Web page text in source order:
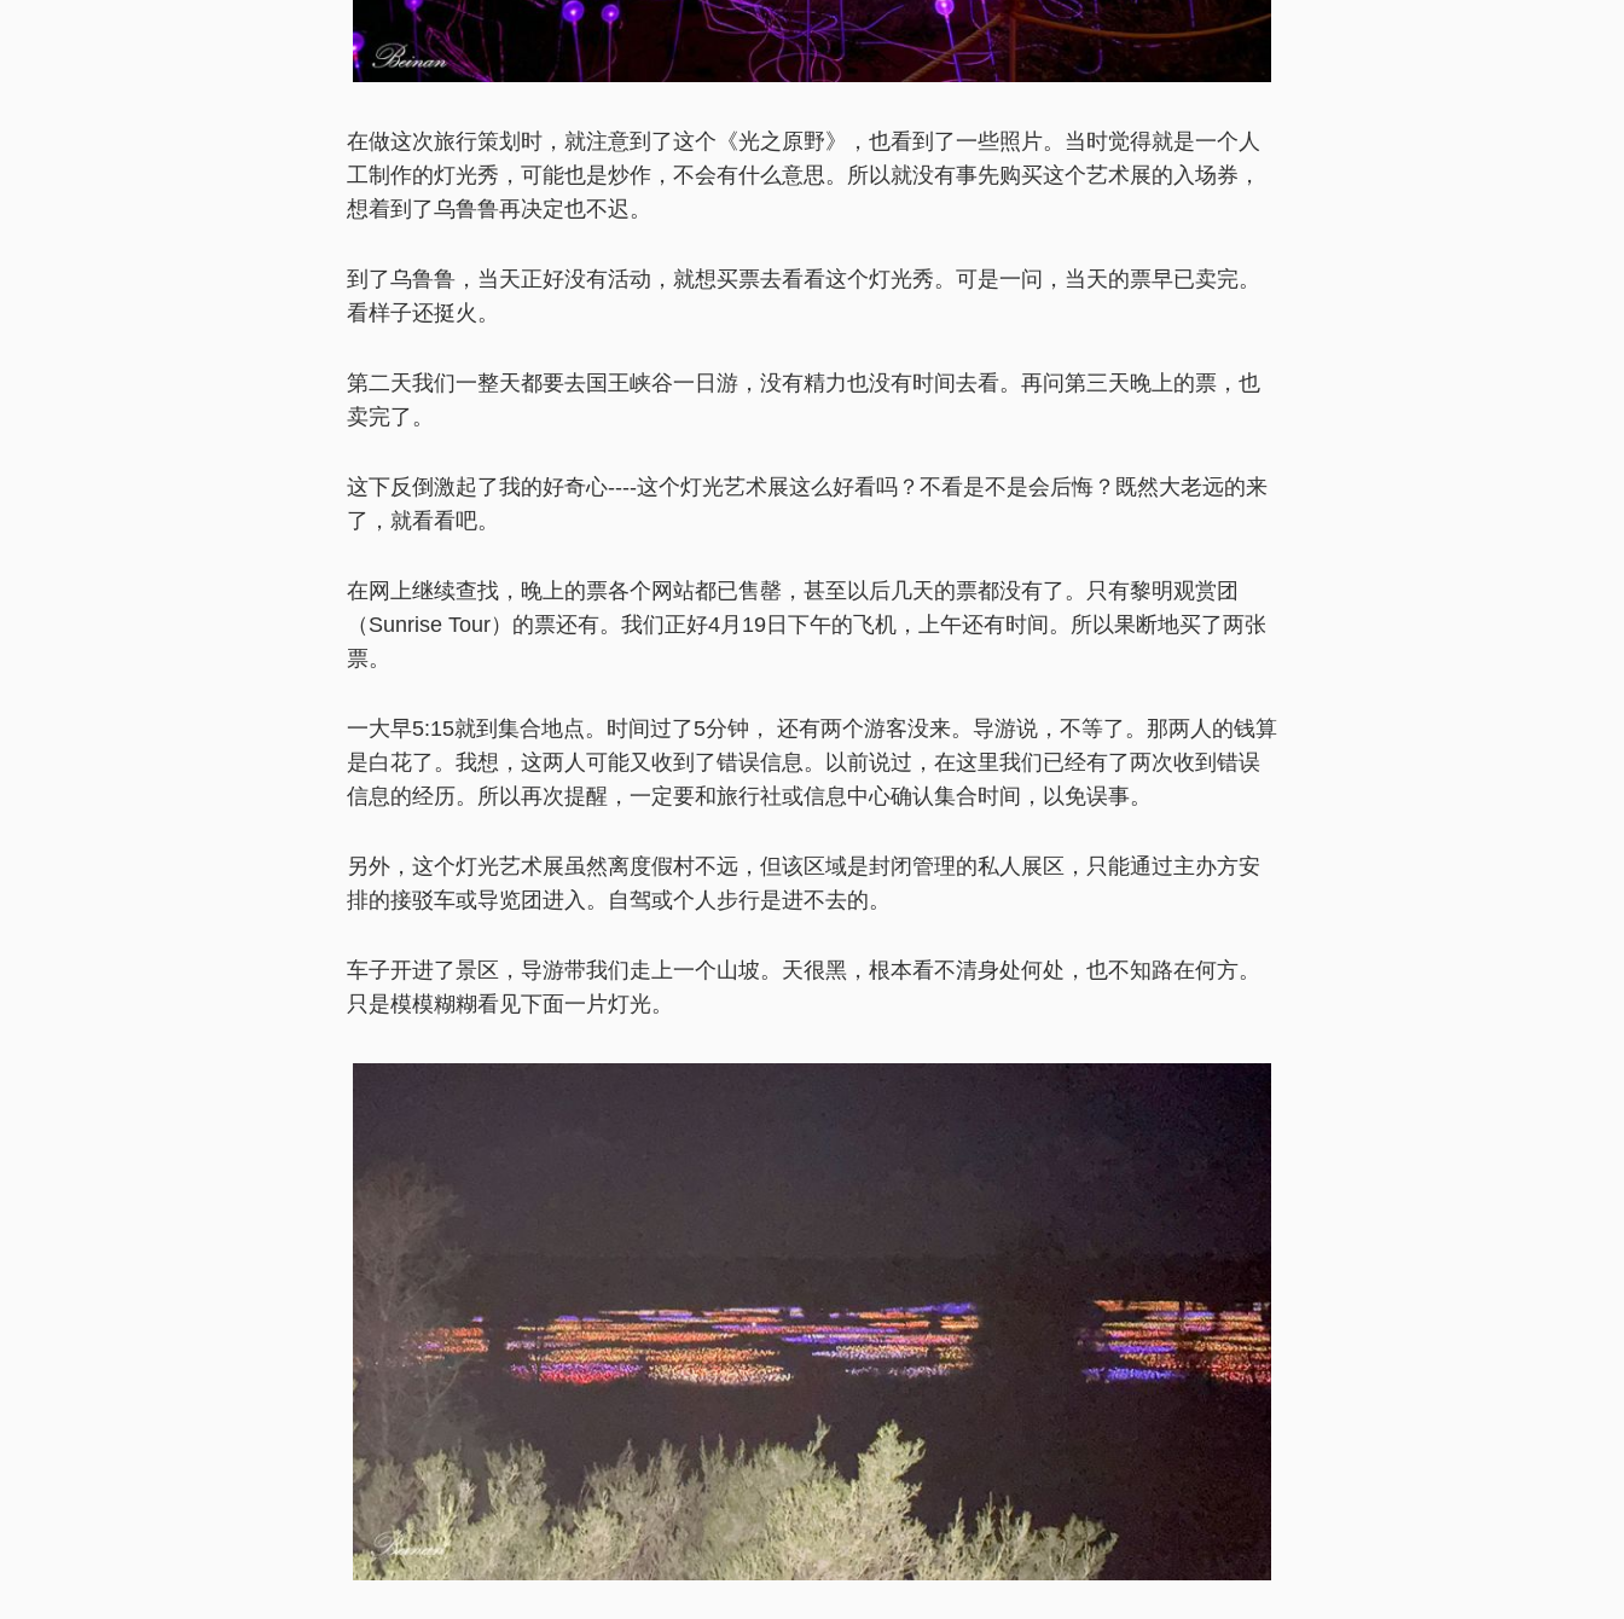
在做这次旅行策划时，就注意到了这个《光之原野》，也看到了一些照片。当时觉得就是一个人
工制作的灯光秀，可能也是炒作，不会有什么意思。所以就没有事先购买这个艺术展的入场券，
想着到了乌鲁鲁再决定也不迟。
到了乌鲁鲁，当天正好没有活动，就想买票去看看这个灯光秀。可是一问，当天的票早已卖完。
看样子还挺火。
第二天我们一整天都要去国王峡谷一日游，没有精力也没有时间去看。再问第三天晚上的票，也
卖完了。
这下反倒激起了我的好奇心----这个灯光艺术展这么好看吗？不看是不是会后悔？既然大老远的来
了，就看看吧。
在网上继续查找，晚上的票各个网站都已售罄，甚至以后几天的票都没有了。只有黎明观赏团
（Sunrise Tour）的票还有。我们正好4月19日下午的飞机，上午还有时间。所以果断地买了两张
票。
一大早5:15就到集合地点。时间过了5分钟， 还有两个游客没来。导游说，不等了。那两人的钱算
是白花了。我想，这两人可能又收到了错误信息。以前说过，在这里我们已经有了两次收到错误
信息的经历。所以再次提醒，一定要和旅行社或信息中心确认集合时间，以免误事。
另外，这个灯光艺术展虽然离度假村不远，但该区域是封闭管理的私人展区，只能通过主办方安
排的接驳车或导览团进入。自驾或个人步行是进不去的。
车子开进了景区，导游带我们走上一个山坡。天很黑，根本看不清身处何处，也不知路在何方。
只是模模糊糊看见下面一片灯光。